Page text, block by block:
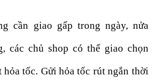
cần giao gấp trong ngày, nửa
các chủ shop có thể giao chọn
tốc. Gửi hỏa tốc rút ngắn thời